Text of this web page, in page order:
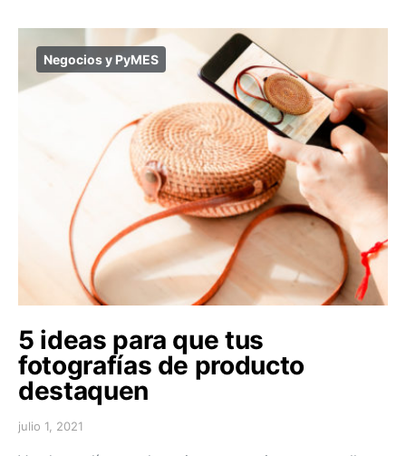
Negocios y PyMES
5 ideas para que tus
fotografías de producto
destaquen
julio 1, 2021